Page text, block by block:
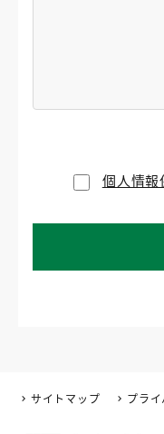
個人情報
サイトマップ プラ